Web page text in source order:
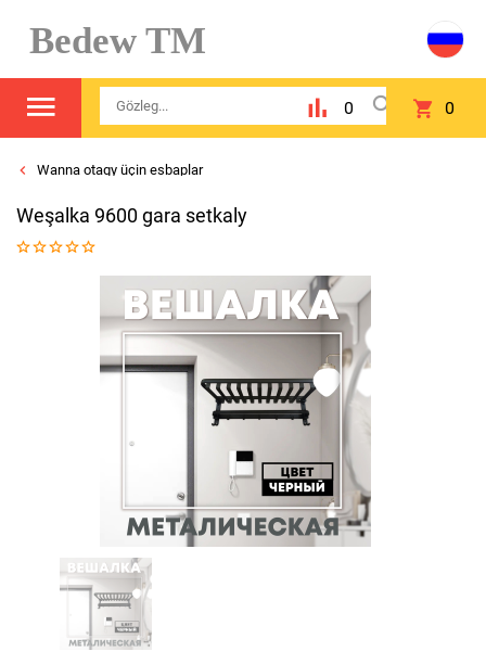
Bedew TM
0 0
Wanna otagy üçin esbaplar
Weşalka 9600 gara setkaly